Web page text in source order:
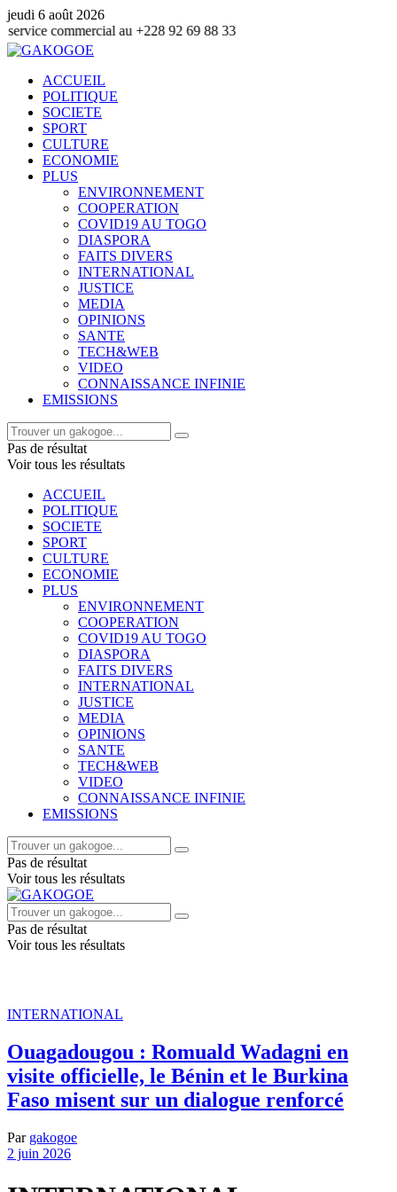
jeudi 6 août 2026
au +228 92 69 88 33
ACCUEIL
POLITIQUE
SOCIETE
SPORT
CULTURE
ECONOMIE
PLUS
ENVIRONNEMENT
COOPERATION
COVID19 AU TOGO
DIASPORA
FAITS DIVERS
INTERNATIONAL
JUSTICE
MEDIA
OPINIONS
SANTE
TECH&WEB
VIDEO
CONNAISSANCE INFINIE
EMISSIONS
Pas de résultat
Voir tous les résultats
ACCUEIL
POLITIQUE
SOCIETE
SPORT
CULTURE
ECONOMIE
PLUS
ENVIRONNEMENT
COOPERATION
COVID19 AU TOGO
DIASPORA
FAITS DIVERS
INTERNATIONAL
JUSTICE
MEDIA
OPINIONS
SANTE
TECH&WEB
VIDEO
CONNAISSANCE INFINIE
EMISSIONS
Pas de résultat
Voir tous les résultats
Pas de résultat
Voir tous les résultats
INTERNATIONAL
Ouagadougou : Romuald Wadagni en
visite officielle, le Bénin et le Burkina
Faso misent sur un dialogue renforcé
Par gakogoe
2 juin 2026